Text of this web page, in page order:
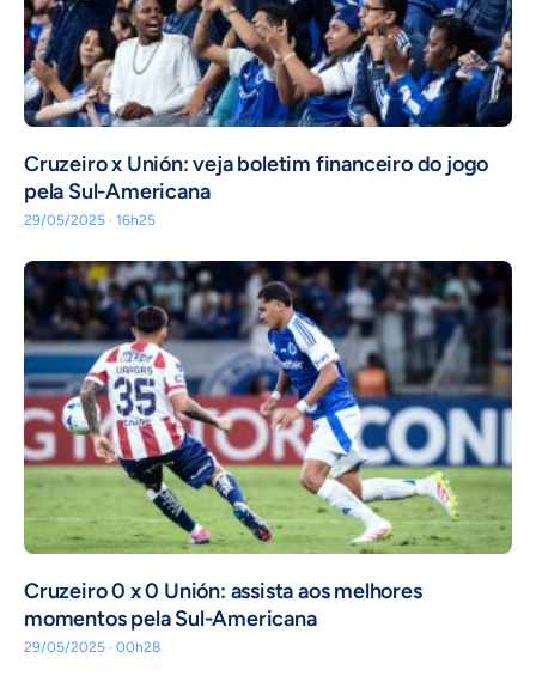
Cruzeiro x Unión: veja boletim financeiro do jogo
pela Sul-Americana
29/05/2025 · 16h25
Cruzeiro 0 x 0 Unión: assista aos melhores
momentos pela Sul-Americana
29/05/2025 · 00h28